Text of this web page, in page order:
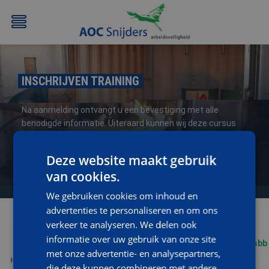
BEHEERDER
/
ATEX
/
NEN3140
BESLOTEN
BHV
INSCHRIJVEN TRAINING
Na aanmelding ontvangt u een bevestiging met alle
benodigde informatie. Uiteraard kunnen wij deze cursus
opleidingen@aoc-snijders.nlof bel met076-5204999
Deze website maakt gebruik
van cookies.
We gebruiken cookies om inhoud en
advertenties te personaliseren en om ons
verkeer te analyseren. We delen ook
informatie over uw gebruik van onze site
met onze advertentie- en analysepartners,